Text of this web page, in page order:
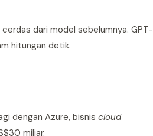
dari model sebelumnya. GPT-
hitungan detik.
dengan Azure, bisnis cloud
miliar.